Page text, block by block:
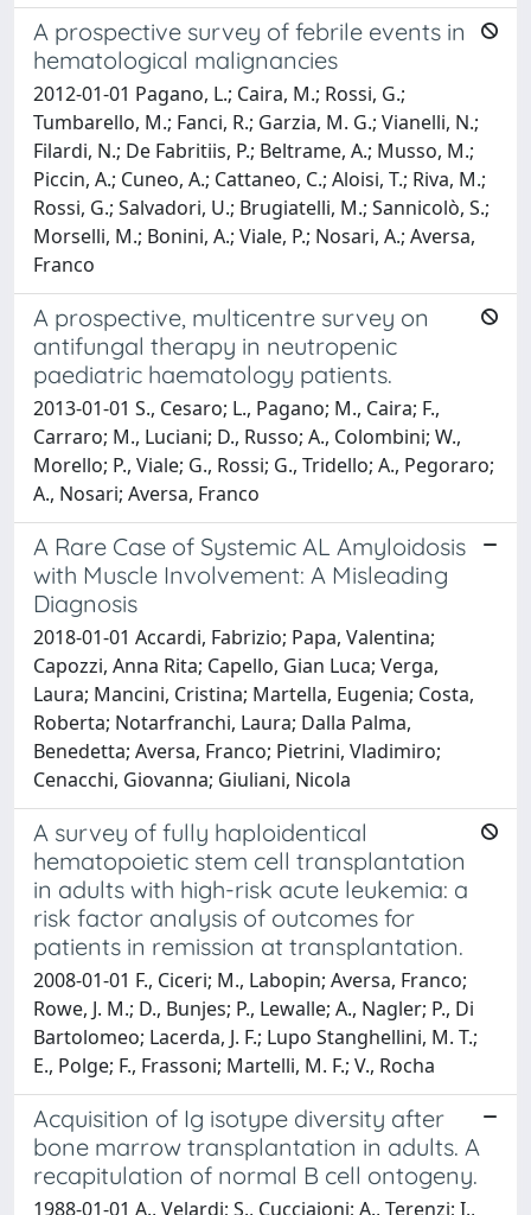
A prospective survey of febrile events in
hematological malignancies
2012-01-01 Pagano, L.; Caira, M.; Rossi, G.;
Tumbarello, M.; Fanci, R.; Garzia, M. G.; Vianelli, N.;
Filardi, N.; De Fabritiis, P.; Beltrame, A.; Musso, M.;
Piccin, A.; Cuneo, A.; Cattaneo, C.; Aloisi, T.; Riva, M.;
Rossi, G.; Salvadori, U.; Brugiatelli, M.; Sannicolò, S.;
Morselli, M.; Bonini, A.; Viale, P.; Nosari, A.; Aversa,
Franco
A prospective, multicentre survey on
antifungal therapy in neutropenic
paediatric haematology patients.
2013-01-01 S., Cesaro; L., Pagano; M., Caira; F.,
Carraro; M., Luciani; D., Russo; A., Colombini; W.,
Morello; P., Viale; G., Rossi; G., Tridello; A., Pegoraro;
A., Nosari; Aversa, Franco
A Rare Case of Systemic AL Amyloidosis
with Muscle Involvement: A Misleading
Diagnosis
2018-01-01 Accardi, Fabrizio; Papa, Valentina;
Capozzi, Anna Rita; Capello, Gian Luca; Verga,
Laura; Mancini, Cristina; Martella, Eugenia; Costa,
Roberta; Notarfranchi, Laura; Dalla Palma,
Benedetta; Aversa, Franco; Pietrini, Vladimiro;
Cenacchi, Giovanna; Giuliani, Nicola
A survey of fully haploidentical
hematopoietic stem cell transplantation
in adults with high-risk acute leukemia: a
risk factor analysis of outcomes for
patients in remission at transplantation.
2008-01-01 F., Ciceri; M., Labopin; Aversa, Franco;
Rowe, J. M.; D., Bunjes; P., Lewalle; A., Nagler; P., Di
Bartolomeo; Lacerda, J. F.; Lupo Stanghellini, M. T.;
E., Polge; F., Frassoni; Martelli, M. F.; V., Rocha
Acquisition of Ig isotype diversity after
bone marrow transplantation in adults. A
recapitulation of normal B cell ontogeny.
1988-01-01 A., Velardi; S., Cucciaioni; A., Terenzi; I.,